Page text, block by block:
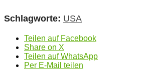
Schlagworte: USA
Teilen auf Facebook
Share on X
Teilen auf WhatsApp
Per E-Mail teilen